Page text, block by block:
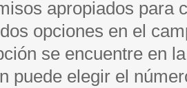
apropiados para
opciones en el
se encuentre en
puede elegir el